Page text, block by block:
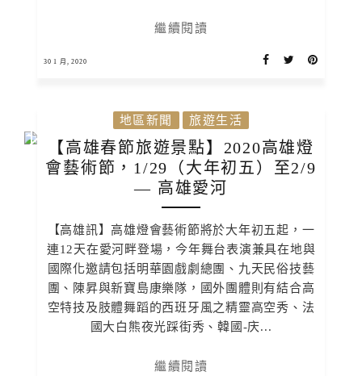
繼續閱讀
30 1 月, 2020
地區新聞 旅遊生活
【高雄春節旅遊景點】2020高雄燈
會藝術節，1/29（大年初五）至2/9
— 高雄愛河
【高雄訊】高雄燈會藝術節將於大年初五起，一
連12天在愛河畔登場，今年舞台表演兼具在地與
國際化邀請包括明華園戲劇總團、九天民俗技藝
團、陳昇與新寶島康樂隊，國外團體則有結合高
空特技及肢體舞蹈的西班牙風之精靈高空秀、法
國大白熊夜光踩街秀、韓國-庆...
繼續閱讀